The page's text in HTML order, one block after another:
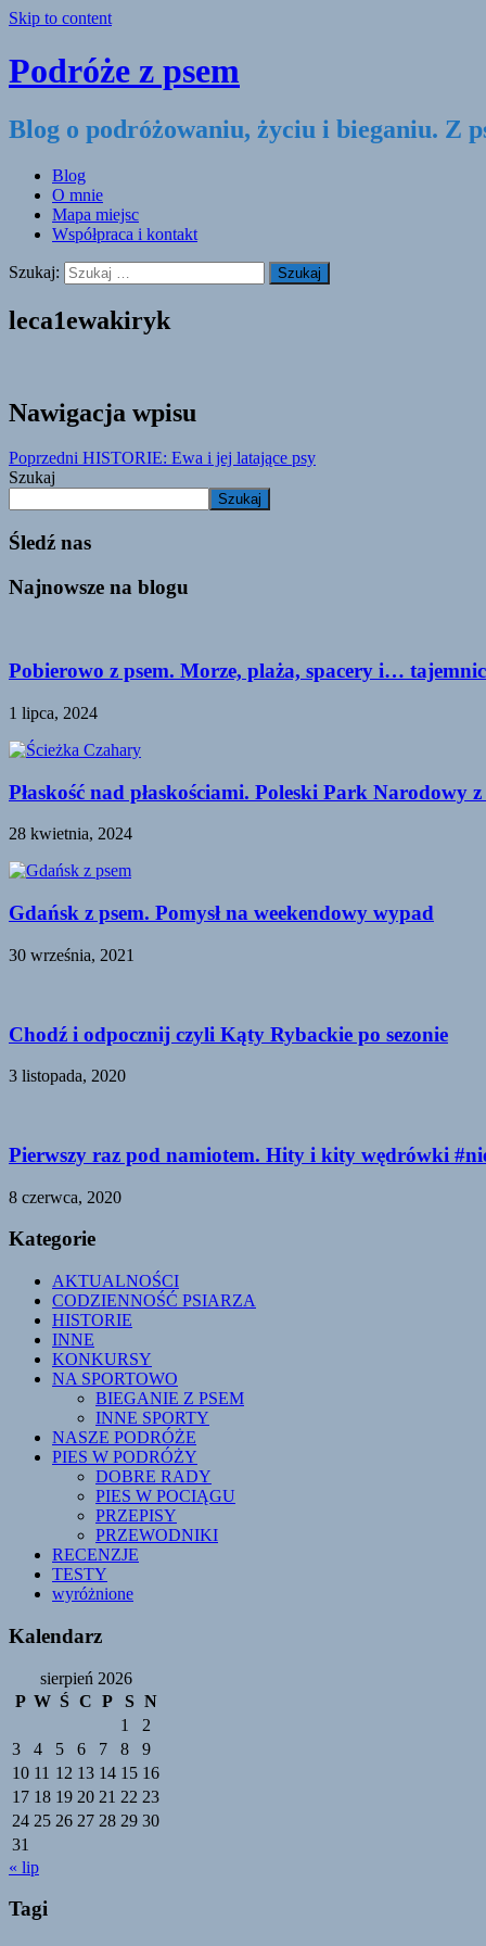
Skip to content
Podróże z psem
Blog o podróżowaniu, życiu i bieganiu. Z
Blog
O mnie
Mapa miejsc
Współpraca i kontakt
Szukaj:
leca1ewakiryk
Nawigacja wpisu
Poprzedni HISTORIE: Ewa i jej latające psy
Szukaj
Szukaj
Śledź nas
Najnowsze na blogu
Pobierowo z psem. Morze, plaża, spacery i…
1 lipca, 2024
Płaskość nad płaskościami. Poleski Park Narodowy z
28 kwietnia, 2024
Gdańsk z psem. Pomysł na weekendowy wypad
30 września, 2021
Chodź i odpocznij czyli Kąty Rybackie po sezonie
3 listopada, 2020
Pierwszy raz pod namiotem. Hity i kity wędrówki
8 czerwca, 2020
Kategorie
AKTUALNOŚCI
CODZIENNOŚĆ PSIARZA
HISTORIE
INNE
KONKURSY
NA SPORTOWO
BIEGANIE Z PSEM
INNE SPORTY
NASZE PODRÓŻE
PIES W PODRÓŻY
DOBRE RADY
PIES W POCIĄGU
PRZEPISY
PRZEWODNIKI
RECENZJE
TESTY
wyróżnione
Kalendarz
sierpień 2026
P W Ś C P S N
1
2
3
4 5 6 7 8
9
10 11 12 13 14 15 16
17 18 19 20 21 22 23
24 25 26 27 28 29 30
31
« lip
Tagi